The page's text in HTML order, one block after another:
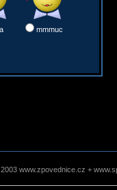
mmmuc
www.zpovednice.cz +